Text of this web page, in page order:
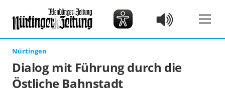
Nürtingen
Dialog mit Führung durch die
Östliche Bahnstadt